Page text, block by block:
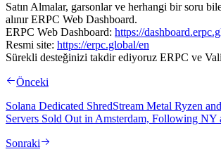
Satın Almalar, garsonlar ve herhangi bir soru
alınır ERPC Web Dashboard.
ERPC Web Dashboard: https://
Resmi site: https://erpc.global/en
Sürekli desteğinizi takdir ediyoruz ERPC ve
Önceki
Solana Dedicated ShredStream Metal Ryzen
Servers Sold Out in Amsterdam, Following NY
Sonraki